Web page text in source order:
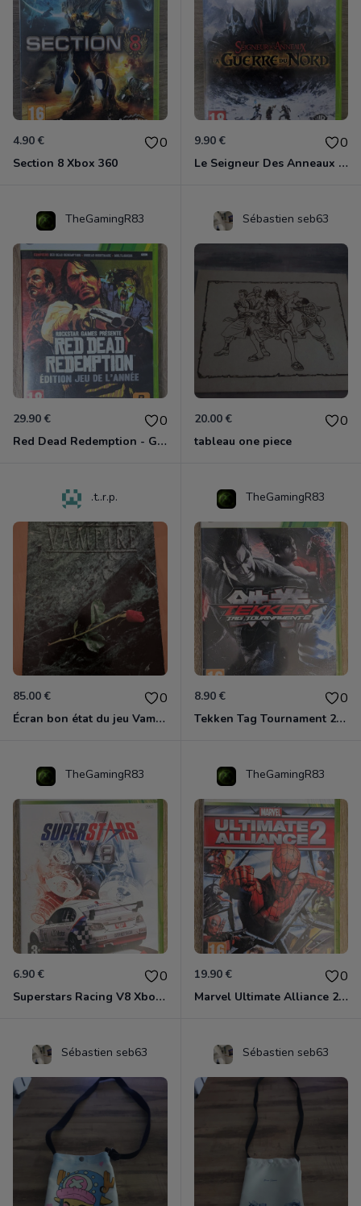
4.90 € 0
Section 8 Xbox 360
9.90 € 0
Le Seigneur Des Anneaux - La Guerre Du Nord Xbox 360
TheGamingR83
29.90 € 0
Red Dead Redemption - Game Of The Year Xbox 360
Sébastien seb63
20.00 € 0
tableau one piece
.t..r.p.
85.00 € 0
Écran bon état du jeu Vampire et livre de règles « la mascarade » état d’usage
TheGamingR83
8.90 € 0
Tekken Tag Tournament 2 Xbox 360
TheGamingR83
6.90 € 0
Superstars Racing V8 Xbox 360
TheGamingR83
19.90 € 0
Marvel Ultimate Alliance 2 Xbox 360
Sébastien seb63 Sébastien seb63